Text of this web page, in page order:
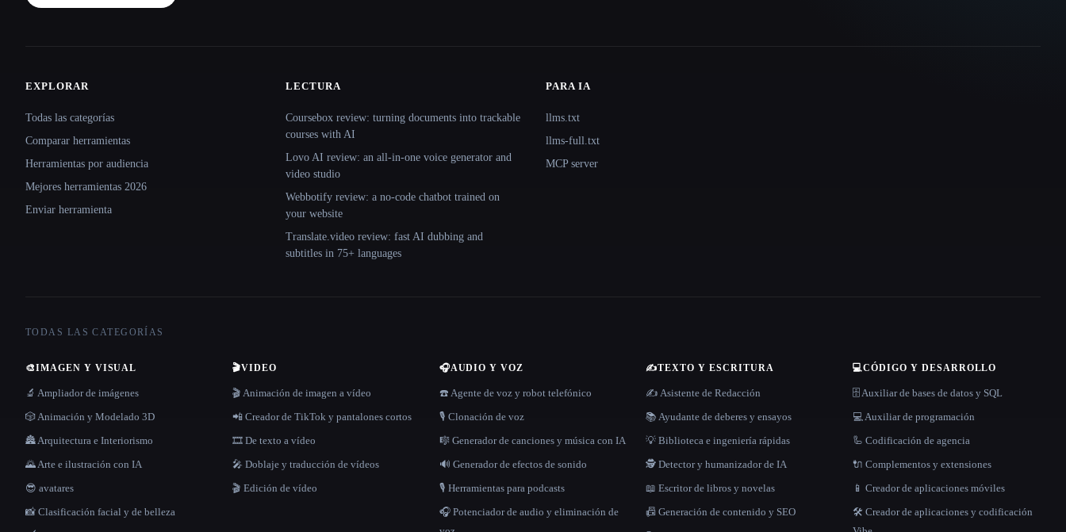
Site navigation
EXPLORAR
Todas las categorías
Comparar herramientas
Herramientas por audiencia
Mejores herramientas 2026
Enviar herramienta
LECTURA
Coursebox review: turning documents into trackable
courses with AI
Lovo AI review: an all-in-one voice generator and
video studio
Webbotify review: a no-code chatbot trained on
your website
Translate.video review: fast AI dubbing and
subtitles in 75+ languages
PARA IA
llms.txt
llms-full.txt
MCP server
TODAS LAS CATEGORÍAS
🎨IMAGEN Y VISUAL
🔬 Ampliador de imágenes
🎲 Animación y Modelado 3D
🏯 Arquitectura e Interiorismo
🌄 Arte e ilustración con IA
😎 avatares
📸 Clasificación facial y de belleza
🎬VIDEO
🎬 Animación de imagen a vídeo
📲 Creador de TikTok y pantalones cortos
🎞️ De texto a vídeo
🎤 Doblaje y traducción de vídeos
🎬 Edición de vídeo
🎧AUDIO Y VOZ
☎️ Agente de voz y robot telefónico
🎙️ Clonación de voz
🎼 Generador de canciones y música con IA
🔊 Generador de efectos de sonido
🎙️ Herramientas para podcasts
🎧 Potenciador de audio y eliminación de
✍️TEXTO Y ESCRITURA
✍️ Asistente de Redacción
📚 Ayudante de deberes y ensayos
💡 Biblioteca e ingeniería rápidas
🕵️ Detector y humanizador de IA
📖 Escritor de libros y novelas
📠 Generación de contenido y SEO
💻CÓDIGO Y DESARROLLO
🗄️ Auxiliar de bases de datos y SQL
💻 Auxiliar de programación
🦾 Codificación de agencia
🔌 Complementos y extensiones
📱 Creador de aplicaciones móviles
🛠️ Creador de aplicaciones y codificación